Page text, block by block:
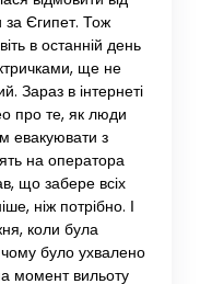
Єгипет. Тож
в останній день
ще не
Зараз в інтернеті
про те, як люди
евакуювати з
на оператора
що забере всіх
ніж потрібно. І
коли була
було ухвалено
момент вильоту